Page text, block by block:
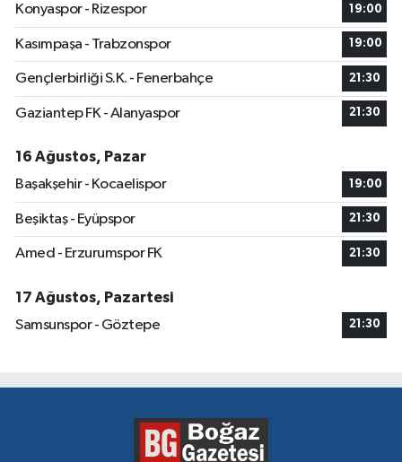
Konyaspor - Rizespor
19:00
Kasımpaşa - Trabzonspor 19:00
Gençlerbirliği S.K. - Fenerbahçe 21:30
Gaziantep FK - Alanyaspor 21:30
16 Ağustos, Pazar
Başakşehir - Kocaelispor
19:00
Beşiktaş - Eyüpspor 21:30
Amed - Erzurumspor FK 21:30
17 Ağustos, Pazartesi
Samsunspor - Göztepe
21:30